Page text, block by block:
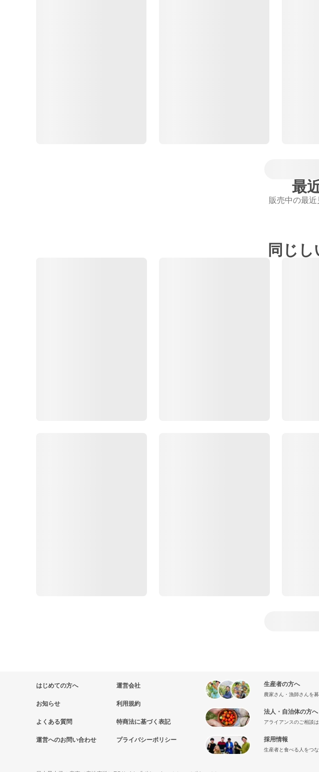
最
販売中の最近
同じ
はじめての方へ
お知らせ
よくある質問
運営へのお問い合わせ
運営会社
利用規約
特商法に基づく表記
プライバシーポリシー
生産者の方へ
農家さん・漁師さんを
法人・自治体の方へ
アライアンスのご相談
採用情報
生産者と食べる人をつ